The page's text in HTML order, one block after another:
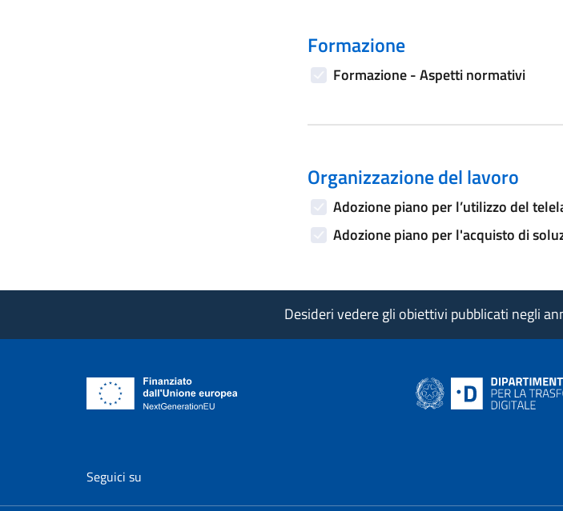
Formazione
Formazione - Aspetti normativi
Organizzazione del lavoro
Adozione piano per l’utilizzo del
Adozione piano per l'acquisto di
Desideri vedere gli obiettivi pubblicati negli
Seguici su